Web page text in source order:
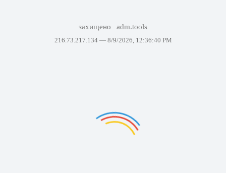
захищено adm.tools
216.73.217.134 — 8/9/2026, 12:36:40 PM